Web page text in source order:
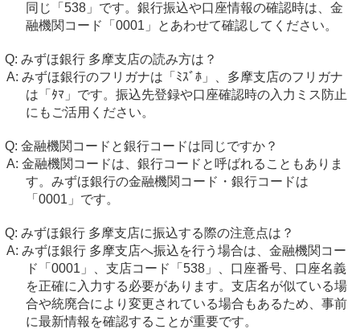
同じ「538」です。銀行振込や口座情報の確認時は、金
融機関コード「0001」とあわせて確認してください。
みずほ銀行 多摩支店の読み方は？
みずほ銀行のフリガナは「ﾐｽﾞﾎ」、多摩支店のフリガナ
は「ﾀﾏ」です。振込先登録や口座確認時の入力ミス防止
にもご活用ください。
金融機関コードと銀行コードは同じですか？
金融機関コードは、銀行コードと呼ばれることもありま
す。みずほ銀行の金融機関コード・銀行コードは
「0001」です。
みずほ銀行 多摩支店に振込する際の注意点は？
みずほ銀行 多摩支店へ振込を行う場合は、金融機関コー
ド「0001」、支店コード「538」、口座番号、口座名義
を正確に入力する必要があります。支店名が似ている場
合や統廃合により変更されている場合もあるため、事前
に最新情報を確認することが重要です。